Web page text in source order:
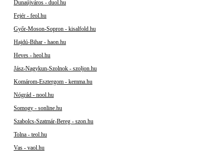
Dunaújváros - duol.hu
Fejér - feol.hu
Győr-Moson-Sopron - kisalfold.hu
Hajdú-Bihar - haon.hu
Heves - heol.hu
Jász-Nagykun-Szolnok - szoljon.hu
Komárom-Esztergom - kemma.hu
Nógrád - nool.hu
Somogy - sonline.hu
Szabolcs-Szatmár-Bereg - szon.hu
Tolna - teol.hu
Vas - vaol.hu